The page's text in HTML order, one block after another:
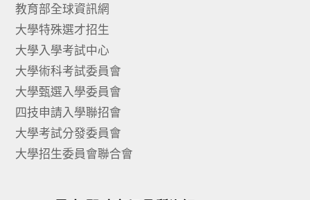
教育部全球資訊網
大學特殊選才招生
大學入學考試中心
大學術科考試委員會
大學甄選入學委員會
四技申請入學聯招會
大學考試分發委員會
大學招生委員會聯合會